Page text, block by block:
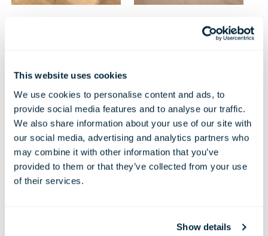
This website uses cookies
We use cookies to personalise content and ads, to
provide social media features and to analyse our traffic.
We also share information about your use of our site with
our social media, advertising and analytics partners who
may combine it with other information that you’ve
provided to them or that they’ve collected from your use
of their services.
Show details
Coiffure et
beauté